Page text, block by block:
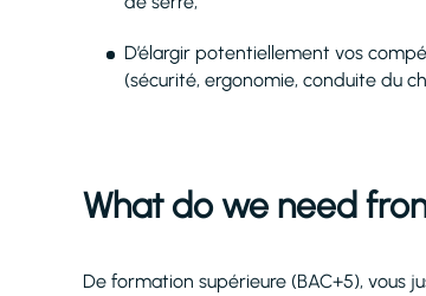
D’élargir potentiellement vos
(sécurité, ergonomie, conduite du
What do we need
De formation supérieure (BAC+5), vous